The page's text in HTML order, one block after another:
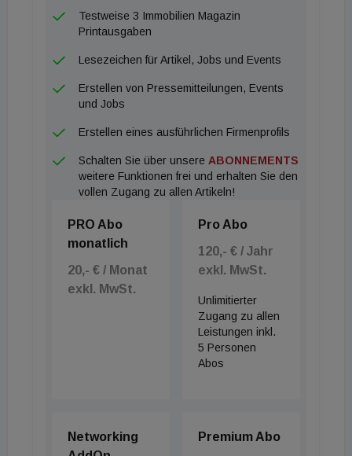
bezahlbaren und gleichzeitig hochwertigen
Wohnraum mit hohen Standards und
architektonischem Freiraum", erklärt Jörg-Uwe
gemeinsam mit seinem Bruder Jan-Hendrik
leitet. Das wirtschaftliche Potenzial ist deutlich:
"Da wir alle Planungs- und Baudisziplinen integral
anbieten, können wir das Planen und Bauen bei
Quadratmeter Wohnfläche brutto realisieren", so
Jan-Hendrik Goldbeck.
Testweise 3 Immobilien Magazin
Printausgaben
Lesezeichen für Artikel, Jobs und Events
Erstellen von Pressemitteilungen, Events
und Jobs
Erstellen eines ausführlichen Firmenprofils
Schalten Sie über unsere ABONNEMENTS
weitere Funktionen frei und erhalten Sie den
vollen Zugang zu allen Artikeln!
PRO Abo
monatlich
20,- € / Monat
exkl. MwSt.
Pro Abo
120,- € / Jahr
exkl. MwSt.
Unlimitierter
Zugang zu allen
Leistungen inkl.
5 Personen
Abos
Networking
Premium Abo